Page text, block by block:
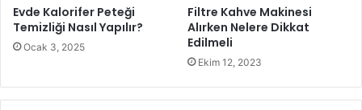
uyanık ve kendinizi dinlenmiş hissedeceksiniz ve kan
şekeri seviyeleriniz yiyecek isteklerini, enerji sıkışmalarını
ve sinirlenmeyi önleyerek daha dengeli kalacaktır.
Evde Kalorifer Peteği
Temizliği Nasıl Yapılır?
Ocak 3, 2025
Filtre Kahve Makinesi
Alırken Nelere Dikkat
Edilmeli
Ekim 12, 2023